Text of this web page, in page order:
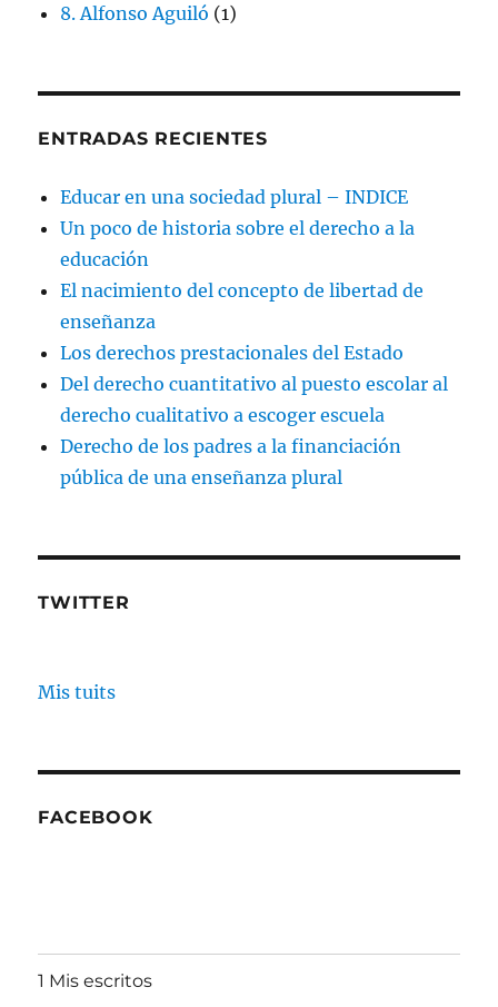
8. Alfonso Aguiló (1)
ENTRADAS RECIENTES
Educar en una sociedad plural – INDICE
Un poco de historia sobre el derecho a la
educación
El nacimiento del concepto de libertad de
enseñanza
Los derechos prestacionales del Estado
Del derecho cuantitativo al puesto escolar al
derecho cualitativo a escoger escuela
Derecho de los padres a la financiación
pública de una enseñanza plural
TWITTER
Mis tuits
FACEBOOK
1 Mis escritos